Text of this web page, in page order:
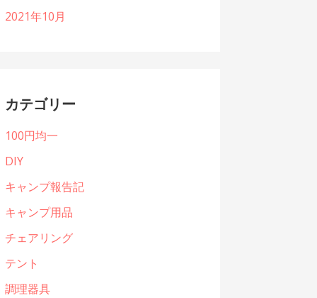
2021年10月
カテゴリー
100円均一
DIY
キャンプ報告記
キャンプ用品
チェアリング
テント
調理器具